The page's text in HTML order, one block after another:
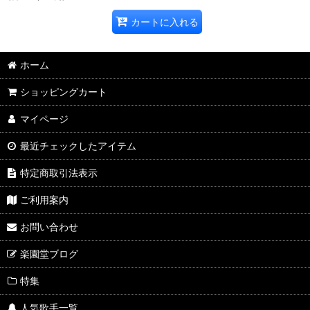
カートに入れる
ホーム
ショッピングカート
マイページ
最近チェックしたアイテム
特定商取引法表示
ご利用案内
お問い合わせ
楽園堂ブログ
特集
人気歌手一覧